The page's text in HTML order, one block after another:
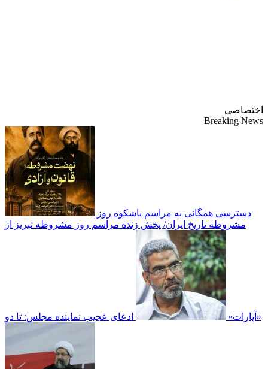
اختصاصی
Breaking News
دسترسی همگانی به مراسم باشکوه روز
مشروطه تاریخ ایران/ پخش زنده مراسم روز مشروطه تبریز از
«آپارات» ادعای عجیب نماینده مجلس: تا دو